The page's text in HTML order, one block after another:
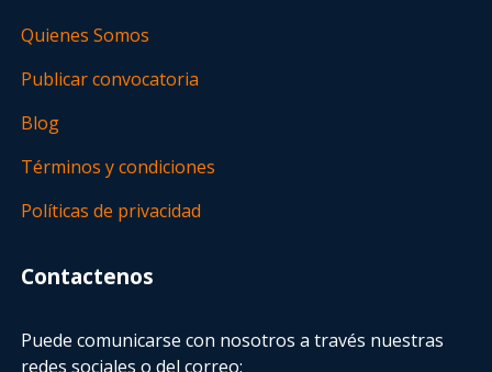
Quienes Somos
Publicar convocatoria
Blog
Términos y condiciones
Políticas de privacidad
Contactenos
Puede comunicarse con nosotros a través nuestras
redes sociales o del correo: